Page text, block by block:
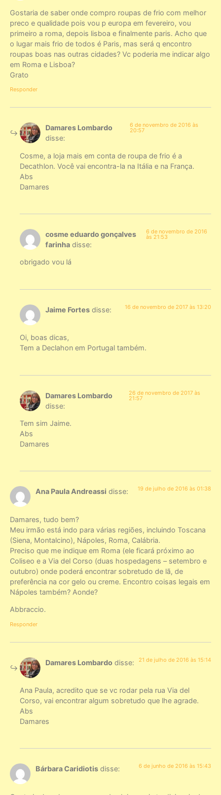
Gostaria de saber onde compro roupas de frio com melhor
preco e qualidade pois vou p europa em fevereiro, vou
primeiro a roma, depois lisboa e finalmente paris. Acho que
o lugar mais frio de todos é Paris, mas será q encontro
roupas boas nas outras cidades? Vc poderia me indicar algo
em Roma e Lisboa?
Grato
Responder
Damares Lombardo
disse:
6 de novembro de 2016 às
20:57
Cosme, a loja mais em conta de roupa de frio é a
Decathlon. Você vai encontra-la na Itália e na França.
Abs
Damares
cosme eduardo gonçalves
farinha disse:
6 de novembro de 2016
às 21:53
obrigado vou lá
Jaime Fortes disse: 16 de novembro de 2017 às 13:20
Oi, boas dicas,
Tem a Declahon em Portugal também.
Damares Lombardo
disse:
26 de novembro de 2017 às
21:57
Tem sim Jaime.
Abs
Damares
Ana Paula Andreassi disse: 19 de julho de 2016 às 01:38
Damares, tudo bem?
Meu irmão está indo para várias regiões, incluindo Toscana
(Siena, Montalcino), Nápoles, Roma, Calábria.
Preciso que me indique em Roma (ele ficará próximo ao
Coliseo e a Via del Corso (duas hospedagens – setembro e
outubro) onde poderá encontrar sobretudo de lã, de
preferência na cor gelo ou creme. Encontro coisas legais em
Nápoles também? Aonde?
Abbraccio.
Responder
Damares Lombardo disse: 21 de julho de 2016 às 15:14
Ana Paula, acredito que se vc rodar pela rua Via del
Corso, vai encontrar algum sobretudo que lhe agrade.
Abs
Damares
Bárbara Caridiotis disse: 6 de junho de 2016 às 15:43